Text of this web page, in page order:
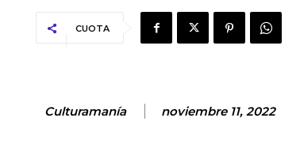
CUOTA
Culturamanía noviembre 11, 2022